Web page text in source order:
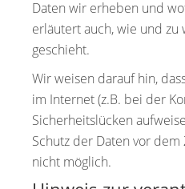
Daten wir erheben und
erläutert auch, wie und zu
geschieht.
Wir weisen darauf hin,
im Internet (z.B. bei der
Sicherheitslücken
Schutz der Daten vor
nicht möglich.